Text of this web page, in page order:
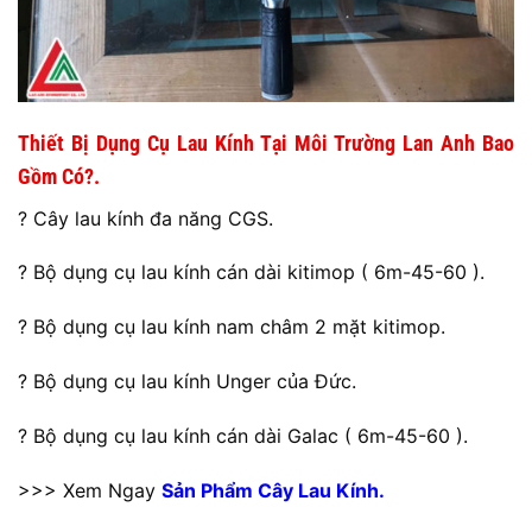
Thiết Bị Dụng Cụ Lau Kính Tại Môi Trường Lan Anh Bao
Gồm Có?.
? Cây lau kính đa năng CGS.
? Bộ dụng cụ lau kính cán dài kitimop ( 6m-45-60 ).
? Bộ dụng cụ lau kính nam châm 2 mặt kitimop.
? Bộ dụng cụ lau kính Unger của Đức.
? Bộ dụng cụ lau kính cán dài Galac ( 6m-45-60 ).
>>> Xem Ngay Sản Phẩm Cây Lau Kính.